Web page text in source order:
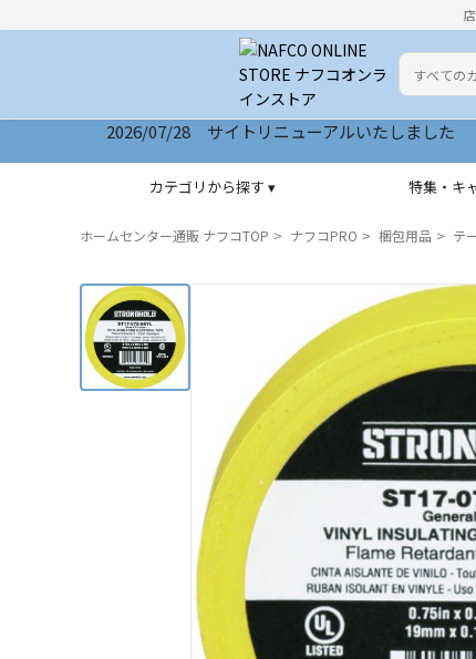
カテゴリ
検索キー
2026/07/28 サイトリニューアルいたしました
カテゴリから探す ▾ 特集・キ
ホームセンター通販 ナフコTOP ナフコPRO 梱包用品 テ